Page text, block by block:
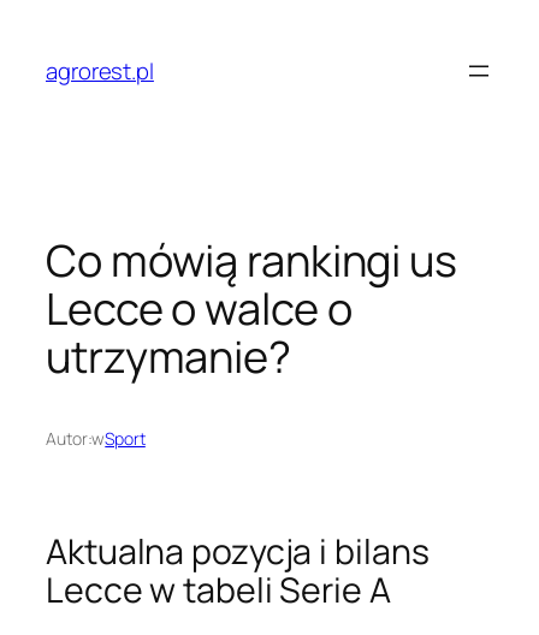
treściagrorest.pl
Co mówią rankingi us
Lecce o walce o
utrzymanie?
Autor:wSport
Aktualna pozycja i bilans
Lecce w tabeli Serie A